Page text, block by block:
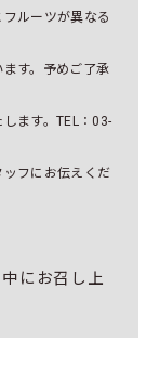
ルーツが異なる
す。予めご了承
ます。TEL：03-
フにお伝えくだ
にお召し上